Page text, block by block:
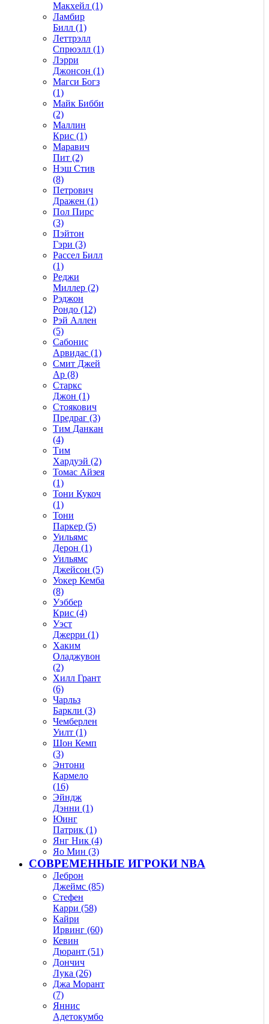
Макхейл (1)
Ламбир
Билл (1)
Леттрэлл
Спрюэлл (1)
Лэрри
Джонсон (1)
Магси Богз
(1)
Майк Бибби
(2)
Маллин
Крис (1)
Маравич
Пит (2)
Нэш Стив
(8)
Петрович
Дражен (1)
Пол Пирс
(3)
Пэйтон
Гэри (3)
Рассел Билл
(1)
Реджи
Миллер (2)
Рэджон
Рондо (12)
Рэй Аллен
(5)
Сабонис
Арвидас (1)
Смит Джей
Ар (8)
Старкс
Джон (1)
Стоякович
Предраг (3)
Тим Данкан
(4)
Тим
Хардуэй (2)
Томас Айзея
(1)
Тони Кукоч
(1)
Тони
Паркер (5)
Уильямс
Дерон (1)
Уильямс
Джейсон (5)
Уокер Кемба
(8)
Уэббер
Крис (4)
Уэст
Джерри (1)
Хаким
Оладжувон
(2)
Хилл Грант
(6)
Чарльз
Баркли (3)
Чемберлен
Уилт (1)
Шон Кемп
(3)
Энтони
Кармело
(16)
Эйндж
Дэнни (1)
Юинг
Патрик (1)
Янг Ник (4)
Яо Мин (3)
СОВРЕМЕННЫЕ ИГРОКИ NBA
Леброн
Джеймс (85)
Стефен
Карри (58)
Кайри
Ирвинг (60)
Кевин
Дюрант (51)
Дончич
Лука (26)
Джа Морант
(7)
Яннис
Адетокумбо